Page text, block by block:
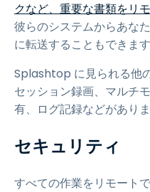
クなど、重要な書類をリ
彼らのシステムからあな
に転送することもできます
Splashtop に見られる他
セッション録画、マルチ
有、ログ記録などがありま
セキュリティ
すべての作業をリモート